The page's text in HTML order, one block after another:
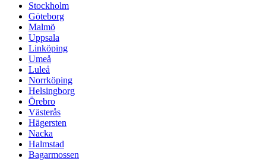
Stockholm
Göteborg
Malmö
Uppsala
Linköping
Umeå
Luleå
Norrköping
Helsingborg
Örebro
Västerås
Hägersten
Nacka
Halmstad
Bagarmossen